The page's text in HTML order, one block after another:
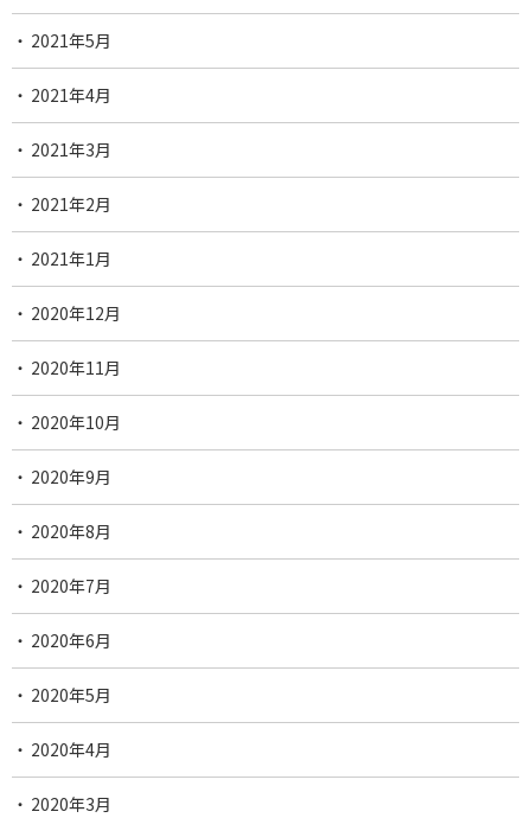
2021年5月
2021年4月
2021年3月
2021年2月
2021年1月
2020年12月
2020年11月
2020年10月
2020年9月
2020年8月
2020年7月
2020年6月
2020年5月
2020年4月
2020年3月